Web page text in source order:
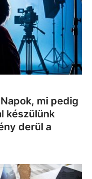
mi pedig
készülünk
derül a